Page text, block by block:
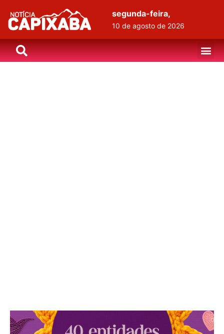
segunda-feira,
10 de agosto de 2026